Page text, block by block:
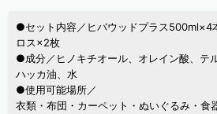
●セット内容／ヒバウッドプラス500ml×4
ロス×2枚
●成分／ヒノキチオール、オレイン酸、テ
ハッカ油、水
●使用可能場所／
衣類・布団・カーペット・ぬいぐるみ・食